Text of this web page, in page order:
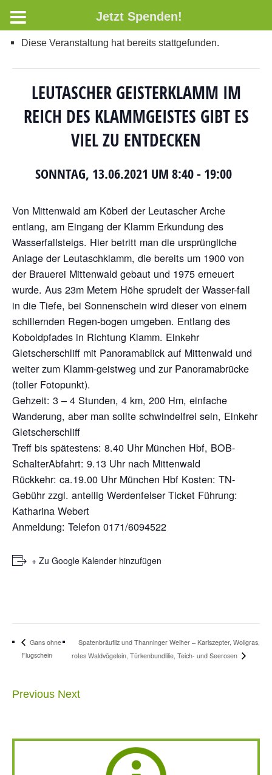
Diese Veranstaltung hat bereits stattgefunden.
LEUTASCHER GEISTERKLAMM IM
REICH DES KLAMMGEISTES GIBT ES
VIEL ZU ENTDECKEN
SONNTAG, 13.06.2021 UM 8:40- 19:00
Von Mittenwald am Köberl der Leutascher Arche
entlang, am Eingang der Klamm Erkundung des
Wasserfallsteigs. Hier betritt man die ursprüngliche
Anlage der Leutaschklamm, die bereits um 1900 von
der Brauerei Mittenwald gebaut und 1975 erneuert
wurde. Aus 23m Metern Höhe sprudelt der Wasser-fall
in die Tiefe, bei Sonnenschein wird dieser von einem
schillernden Regen-bogen umgeben. Entlang des
Koboldpfades in Richtung Klamm. Einkehr
Gletscherschliff mit Panoramablick auf Mittenwald und
weiter zum Klamm-geistweg und zur Panoramabrücke
(toller Fotopunkt).
Gehzeit: 3 – 4 Stunden, 4 km, 200 Hm, einfache
Wanderung, aber man sollte schwindelfrei sein, Einkehr
Gletscherschliff
Treff bis spätestens: 8.40 Uhr München Hbf, BOB-
SchalterAbfahrt: 9.13 Uhr nach Mittenwald
Rückkehr: ca.19.00 Uhr München Hbf Kosten: TN-
Gebühr zzgl. anteilig Werdenfelser Ticket Führung:
Katharina Webert
Anmeldung: Telefon 0171/6094522
+ Zu Google Kalender hinzufügen
Gans ohne
Flugschein
Spatenbräufilz und Thanninger Weiher – Karlszepter, Wollgras,
rotes Waldvögelein, Türkenbundlilie, Teich- und Seerosen
Previous Next
Jetzt Spenden!